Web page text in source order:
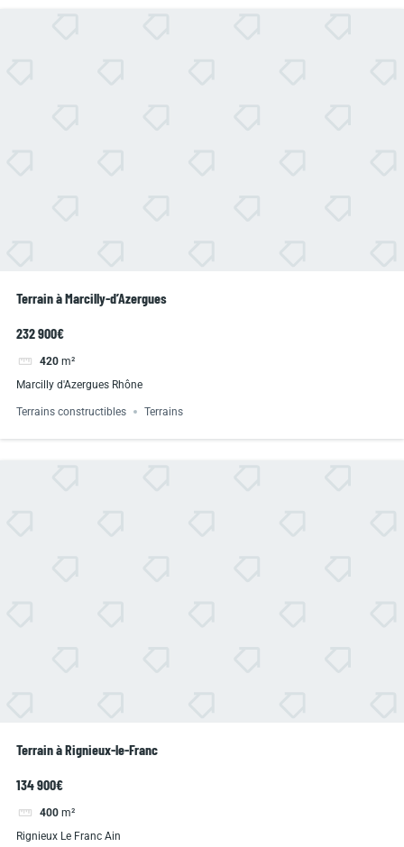
Terrain à Marcilly-d’Azergues
232 900€
420 m²
Marcilly d'Azergues Rhône
Terrains constructibles Terrains
Terrain à Rignieux-le-Franc
134 900€
400 m²
Rignieux Le Franc Ain